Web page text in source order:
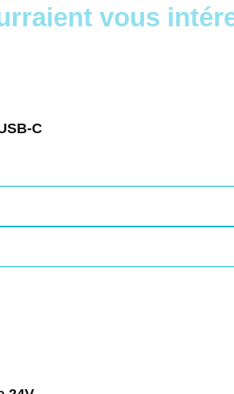
vous
C